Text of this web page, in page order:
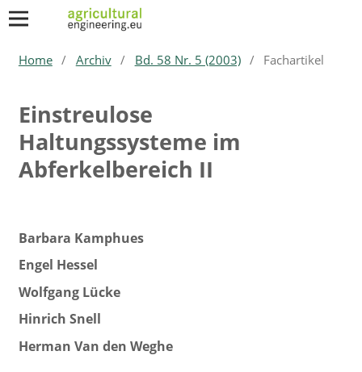
Home / Archiv / Bd. 58 Nr. 5 (2003) / Fachartikel
Einstreulose
Haltungssysteme im
Abferkelbereich II
Barbara Kamphues
Engel Hessel
Wolfgang Lücke
Hinrich Snell
Herman Van den Weghe